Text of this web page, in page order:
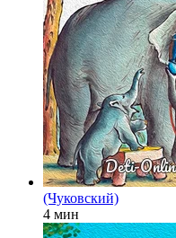
(Чуковский)
4 мин